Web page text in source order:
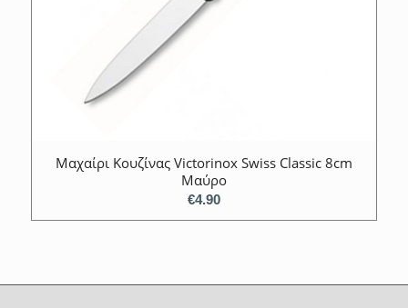
Μαχαίρι Κουζίνας Victorinox Swiss Classic 8cm
Μαύρο
€4.90